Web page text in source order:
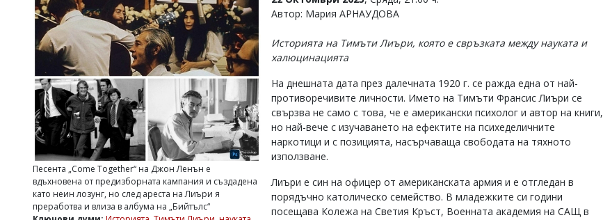
РАЗСЛЕДВАНЕ
Управители:
Веселин
Василев,
v.vasilev@flagman.bg
Касабова,
k.kassabova@flagman.bg
Главен
редактор:
Песента „Come Together“ на Джон Ленън е
вдъхновена от предизборната кампания и създадена
като неин лозунг, но след ареста на Лиъри я
преработва и влиза в албума на „Бийтълс“
Автор: Мария АРНАУДОВА
Историята на Тимъти Лиъри, която е свръзката между науката и
халюцинацията
На днешната дата през далечната 1920 г. се ражда една от най-
противоречивите личности. Името на Тимъти Франсис Лиъри се
свързва не само с това, че е американски психолог и автор на книги,
но най-вече с изучаването на ефектите на психеделичните
наркотици и с позицията, насърчаваща свободата на тяхното
използване.
Лиъри е син на офицер от американската армия и е отгледан в
порядъчно католическо семейство. В младежките си години
посещава Колежа на Светия Кръст, Военната академия на САЩ в